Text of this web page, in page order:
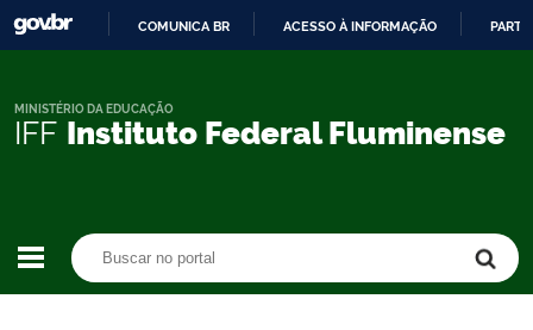
CONTEÚDO
COMUNICA BR ACESSO À INFORMAÇÃO
IFF Instituto Federal Fluminense
MINISTÉRIO DA EDUCAÇÃO